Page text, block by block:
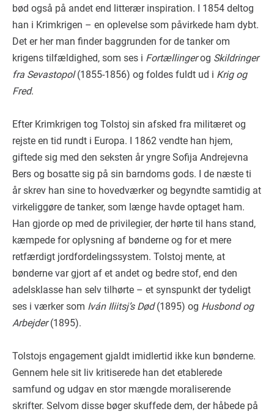
bød også på andet end litterær inspiration. I 1854 deltog
han i Krimkrigen – en oplevelse som påvirkede ham dybt.
Det er her man finder baggrunden for de tanker om
krigens tilfældighed, som ses i Fortællingerog Skildringer
fra Sevastopol(1855-1856) og foldes fuldt ud i Krig og
Fred.
Efter Krimkrigen tog Tolstoj sin afsked fra militæret og
rejste en tid rundt i Europa. I 1862 vendte han hjem,
giftede sig med den seksten år yngre Sofija Andrejevna
Bers og bosatte sig på sin barndoms gods. I de næste ti
år skrev han sine to hovedværker og begyndte samtidig at
virkeliggøre de tanker, som længe havde optaget ham.
Han gjorde op med de privilegier, der hørte til hans stand,
kæmpede for oplysning af bønderne og for et mere
retfærdigt jordfordelingssystem. Tolstoj mente, at
bønderne var gjort af et andet og bedre stof, end den
adelsklasse han selv tilhørte – et synspunkt der tydeligt
ses i værker som Iván Iliitsj’s Død(1895) og Husbond og
Arbejder(1895).
Tolstojs engagement gjaldt imidlertid ikke kun bønderne.
Gennem hele sit liv kritiserede han det etablerede
samfund og udgav en stor mængde moraliserende
skrifter. Selvom disse bøger skuffede dem, der håbede på